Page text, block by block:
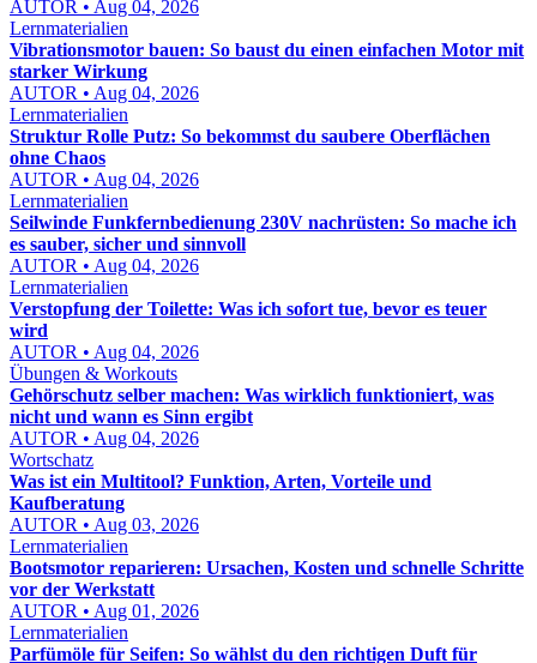
AUTOR • Aug 04, 2026
Lernmaterialien
Vibrationsmotor bauen: So baust du einen einfachen Motor mit
starker Wirkung
AUTOR • Aug 04, 2026
Lernmaterialien
Struktur Rolle Putz: So bekommst du saubere Oberflächen
ohne Chaos
AUTOR • Aug 04, 2026
Lernmaterialien
Seilwinde Funkfernbedienung 230V nachrüsten: So mache ich
es sauber, sicher und sinnvoll
AUTOR • Aug 04, 2026
Lernmaterialien
Verstopfung der Toilette: Was ich sofort tue, bevor es teuer
wird
AUTOR • Aug 04, 2026
Übungen & Workouts
Gehörschutz selber machen: Was wirklich funktioniert, was
nicht und wann es Sinn ergibt
AUTOR • Aug 04, 2026
Wortschatz
Was ist ein Multitool? Funktion, Arten, Vorteile und
Kaufberatung
AUTOR • Aug 03, 2026
Lernmaterialien
Bootsmotor reparieren: Ursachen, Kosten und schnelle Schritte
vor der Werkstatt
AUTOR • Aug 01, 2026
Lernmaterialien
Parfümöle für Seifen: So wählst du den richtigen Duft für